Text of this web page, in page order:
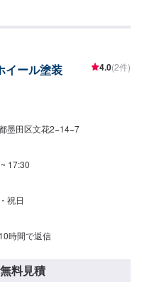
積りはご入庫後、お車の状態や
！【1】オファーにてお問い合
限り代車の貸し出しを無料で
ております。お気軽にご相談
だいております。<定休日・営
イール塗装 4.0(2件)
墨田区文花2−14−7
17:30
祝日
時間で返信
料見積